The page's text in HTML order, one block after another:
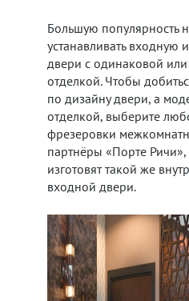
Большую популярность
устанавливать
двери с одинаковой
отделкой. Чтобы
по дизайну двери, а
отделкой, выберите
фрезеровки
партнёры «Порте
изготовят такой же
входной двери.